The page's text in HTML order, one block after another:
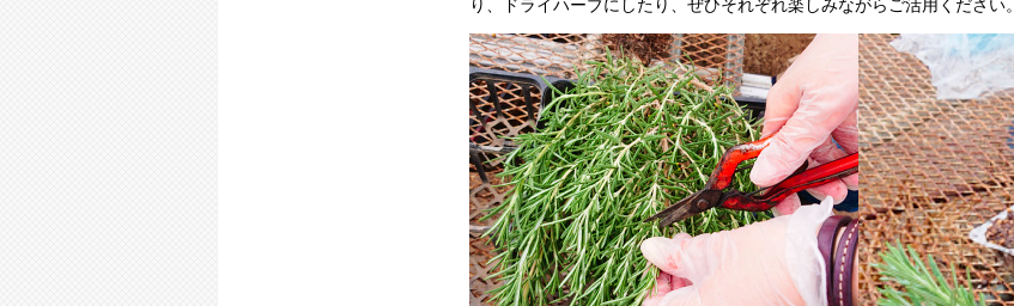
り、ドライハーブにしたり、ぜひそれぞれ楽しみながらご活用ください。